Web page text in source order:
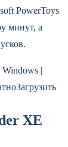
PowerToys
минут, а
|
XE